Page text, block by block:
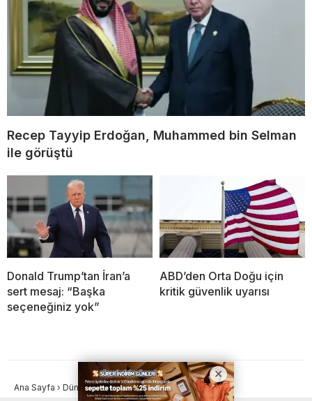
Recep Tayyip Erdoğan, Muhammed bin Selman
ile görüştü
Donald Trump’tan İran’a
sert mesaj: “Başka
seçeneğiniz yok”
ABD’den Orta Doğu için
kritik güvenlik uyarısı
Ana Sayfa › Dünya